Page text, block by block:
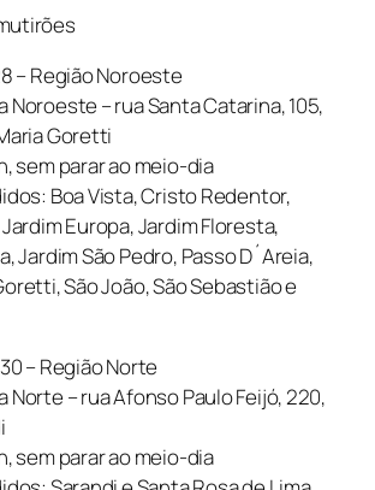
– Região Noroeste
– rua Santa Catarina, 105,
Goretti
sem parar ao meio-dia
Boa Vista, Cristo Redentor,
Europa, Jardim Floresta,
Jardim São Pedro, Passo D´Areia,
São João, São Sebastião e
– Região Norte
– rua Afonso Paulo Feijó, 220,
sem parar ao meio-dia